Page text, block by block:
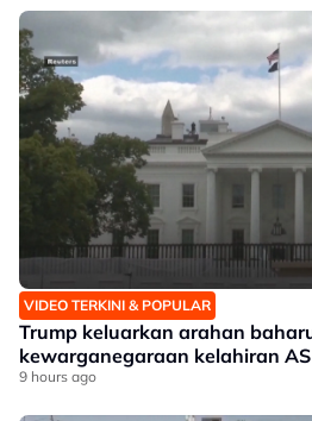
VIDEO TERKINI & POPULAR
Trump keluarkan arahan
kewarganegaraan kelahiran AS
9 hours ago